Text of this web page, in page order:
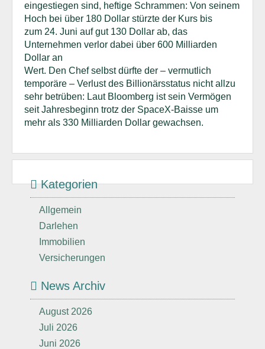
eingestiegen sind, heftige Schrammen: Von seinem
Hoch bei über 180 Dollar stürzte der Kurs bis
zum 24. Juni auf gut 130 Dollar ab, das
Unternehmen verlor dabei über 600 Milliarden
Dollar an
Wert. Den Chef selbst dürfte der – vermutlich
temporäre – Verlust des Billionärsstatus nicht allzu
sehr betrüben: Laut Bloomberg ist sein Vermögen
seit Jahresbeginn trotz der SpaceX-Baisse um
mehr als 330 Milliarden Dollar gewachsen.
Kategorien
Allgemein
Darlehen
Immobilien
Versicherungen
News Archiv
August 2026
Juli 2026
Juni 2026